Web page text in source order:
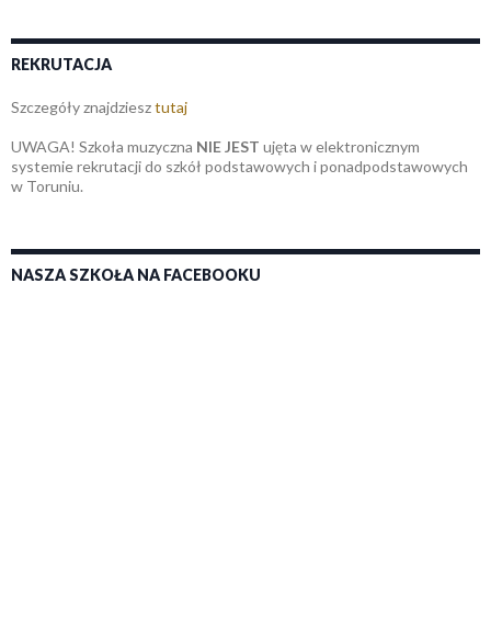
REKRUTACJA
Szczegóły znajdziesztutaj
UWAGA! Szkoła muzyczna NIE JEST ujęta w elektronicznym
systemie rekrutacji do szkół podstawowych i ponadpodstawowych
w Toruniu.
NASZA SZKOŁA NA FACEBOOKU